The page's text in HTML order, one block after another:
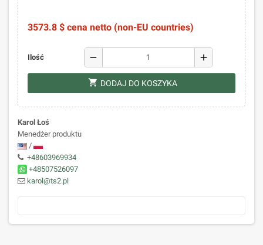
3573.8 $ cena netto (non-EU countries)
Ilość remove add
shopping_cart DODAJ DO KOSZYKA
Karol Łoś
Menedżer produktu
/
+48603969934
+48507526097
karol@ts2.pl